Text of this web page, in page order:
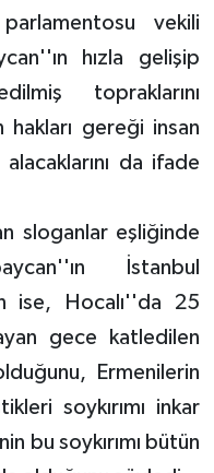
vekili
hızla gelişip
topraklarını
hakları gereği insan
da ifade
sloganlar eşliğinde
İstanbul
ise, Hocalı''da 25
gece katledilen
Ermenilerin
soykırımı inkar
bu soykırımı bütün